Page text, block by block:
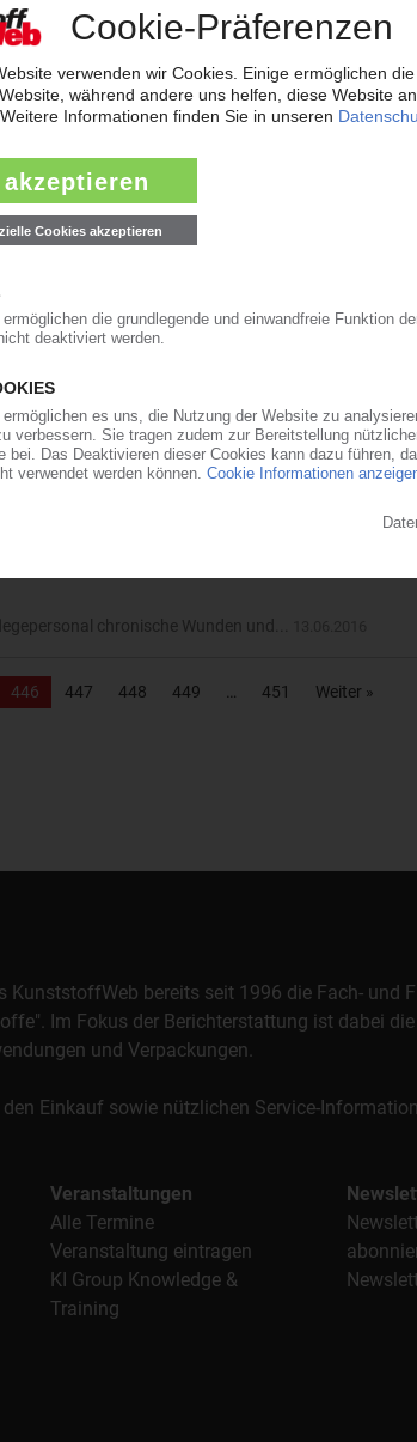
auf die Oberfläche
für kleine Losgrößen und niedrigen...16.06.2016
zur Modifikation von Polycarbonat zur...
wird, hat sich die Haidlmair Werkzeugbau...
Auf der K 2016 werden drei neue...
USA, hat das Unternehmen das erste...14.06.2016
aus PA 612 für Kabelummantelungen im...
chronische Wunden und...
446 447 448 449 451 Weiter »
bereits seit 1996 die Fach- und
Im Fokus der Berichterstattung ist dabei
und Verpackungen.
Einkauf sowie nützlichen Service-
Veranstaltungen
Alle Termine
Veranstaltung eintragen
KI Group Knowledge &
Training